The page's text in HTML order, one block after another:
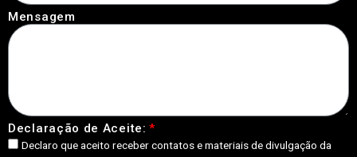
Mensagem
Declaração de Aceite:
Declaro que aceito receber contatos e materiais de divulgação da